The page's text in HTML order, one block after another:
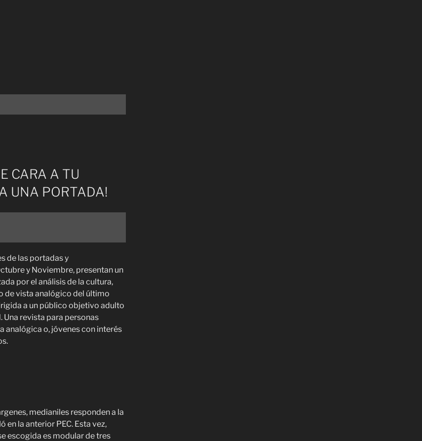
CARA A TU
UNA PORTADA!
de las portadas y
y Noviembre, presentan un
por el análisis de la cultura,
de vista analógico del último
a un público objetivo adulto
Una revista para personas
analógica o, jóvenes con interés
medianiles responden a la
en la anterior PEC. Esta vez,
escogida es modular de tres